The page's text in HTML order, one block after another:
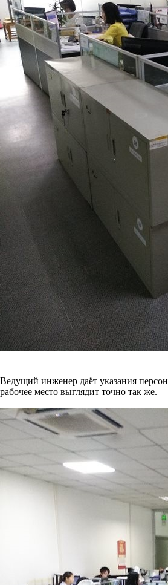
Ведущий инженер даёт указания
рабочее место выглядит точно так же.